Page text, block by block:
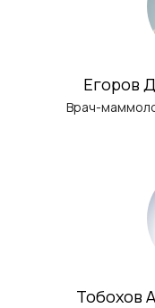
Егоров
Врач-
Тобохов